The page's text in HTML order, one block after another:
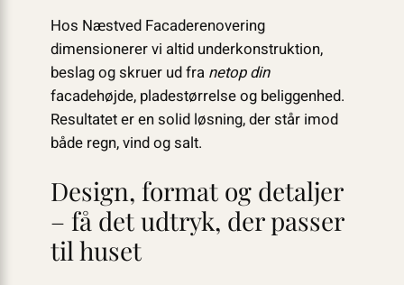
Hos Næstved Facaderenovering
dimensionerer vi altid underkonstruktion,
beslag og skruer ud fra netop din
facadehøjde, pladestørrelse og beliggenhed.
Resultatet er en solid løsning, der står imod
både regn, vind og salt.
Design, format og detaljer
– få det udtryk, der passer
til huset